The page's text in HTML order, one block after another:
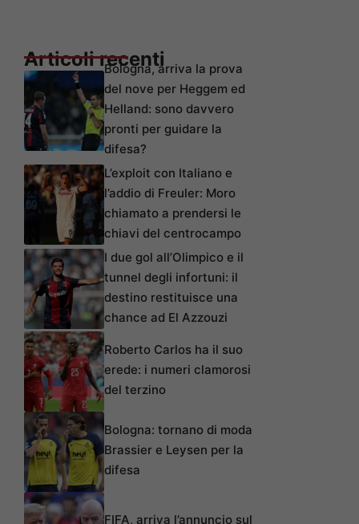
Articoli recentiBologna, arriva la prova
del nove per Heggem ed
Helland: sono davvero
pronti per guidare la
difesa?
L’exploit con Italiano e
l’addio di Freuler: Moro
chiamato a prendersi le
chiavi del centrocampo
I due gol all’Olimpico e il
tunnel degli infortuni: il
destino restituisce una
chance ad El Azzouzi
Roberto Carlos ha il suo
erede: i numeri clamorosi
del terzino
Bologna: tornano di moda
Brassier e Leysen per la
difesa
FIFA, arriva l’annuncio sul